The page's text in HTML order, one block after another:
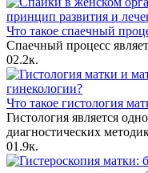
Что такое спаечный
Спаечный процесс
02.2к.
Что такое гистология
Гистология является
диагностических
01.9к.